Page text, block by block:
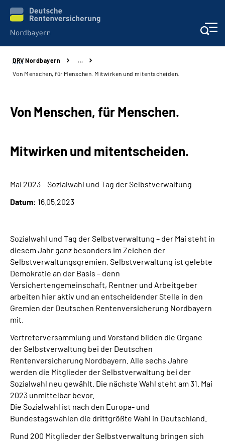
Online-Services
Reha-Kliniken
Karriere
Inhalte in Gebärdensprache (DGS)
Leichte Sprache
Suche
Mein Kundenportal
DRV Nordbayern
…
Von Menschen, für Menschen. Mitwirken und mitentscheiden.
Von Menschen, für Menschen.
Mitwirken und mitentscheiden.
Mai 2023 – Sozialwahl und Tag der Selbstverwaltung
Datum: 16.05.2023
Sozialwahl und Tag der Selbstverwaltung – der Mai steht in
diesem Jahr ganz besonders im Zeichen der
Selbstverwaltungsgremien. Selbstverwaltung ist gelebte
Demokratie an der Basis – denn
Versichertengemeinschaft, Rentner und Arbeitgeber
arbeiten hier aktiv und an entscheidender Stelle in den
Gremien der Deutschen Rentenversicherung Nordbayern
mit.
Vertreterversammlung und Vorstand bilden die Organe
der Selbstverwaltung bei der Deutschen
Rentenversicherung Nordbayern. Alle sechs Jahre
werden die Mitglieder der Selbstverwaltung bei der
Sozialwahl neu gewählt. Die nächste Wahl steht am 31. Mai
2023 unmittelbar bevor.
Die Sozialwahl ist nach den Europa- und
Bundestagswahlen die drittgrößte Wahl in Deutschland.
Rund 200 Mitglieder der Selbstverwaltung bringen sich